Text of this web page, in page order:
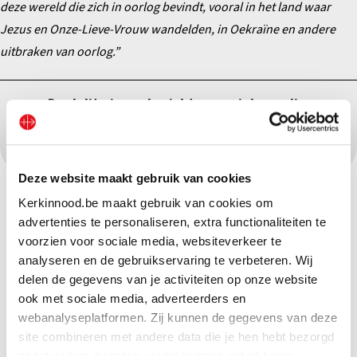
Deze website maakt gebruik van cookies
Kerkinnood.be maakt gebruik van cookies om
advertenties te personaliseren, extra functionaliteiten te
voorzien voor sociale media, websiteverkeer te
analyseren en de gebruikservaring te verbeteren. Wij
delen de gegevens van je activiteiten op onze website
ook met sociale media, adverteerders en
webanalyseplatformen. Zij kunnen de gegevens van deze
site combineren met andere data die je hen hebt bezorgd
deze wereld die zich in oorlog bevindt, vooral in het land waar
Jezus en Onze-Lieve-Vrouw wandelden, in Oekraïne en andere
uitbraken van oorlog.”
Deel dit nieuwsbericht op sociale media: